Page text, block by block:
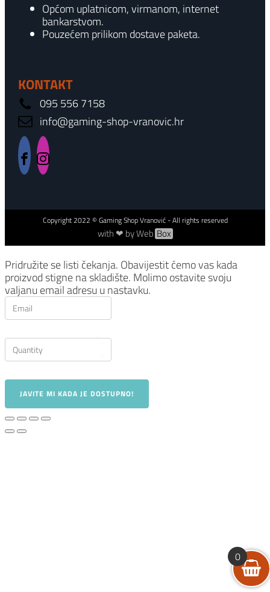
Općom uplatnicom, virmanom, internet
bankarstvom.
Pouzećem prilikom dostave paketa.
KONTAKT
095 556 7158
info@gaming-shop-vranovic.hr
Copyright2022 © Gaming Shop Vranović - All rights reserved
with ❤ by Web Box
0
Pridružite se listi čekanja. Obavijestit ćemo vas kada
proizvod stigne na skladište. Molimo ostavite svoju
valjanu email adresu u nastavku.
JAVITE MI KADA JE DOSTUPNO!